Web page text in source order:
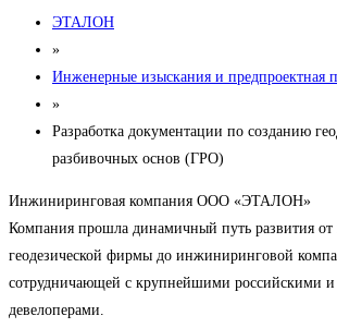
ЭТАЛОН
»
Инженерные изыскания и предпроектная
»
Разработка документации по созданию
разбивочных основ (ГРО)
Инжиниринговая компания ООО «ЭТАЛОН»
Компания прошла динамичный путь развития от
геодезической фирмы до инжиниринговой
сотрудничающей с крупнейшими российскими
девелоперами.